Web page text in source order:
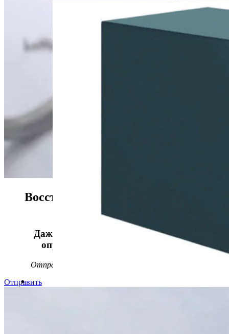
Восстанавливаем данные в 98%
случаев!
Даже, если носитель информации не
определяется, стучит или пищит.
Отправьте заявку на
Отправить